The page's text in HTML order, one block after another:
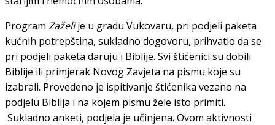
Program Zaželije u gradu Vukovaru, pri podjeli paketa
kućnih potrepština, sukladno dogovoru, prihvatio da se
pri podjeli paketa daruju i Biblije. Svi štićenici su dobili
Biblije ili primjerak Novog Zavjeta na pismu koje su
izabrali. Provedeno je ispitivanje štićenika vezano na
podjelu Biblija i na kojem pismu žele isto primiti.
Sukladno anketi, podjela je učinjena. Ovom aktivnosti